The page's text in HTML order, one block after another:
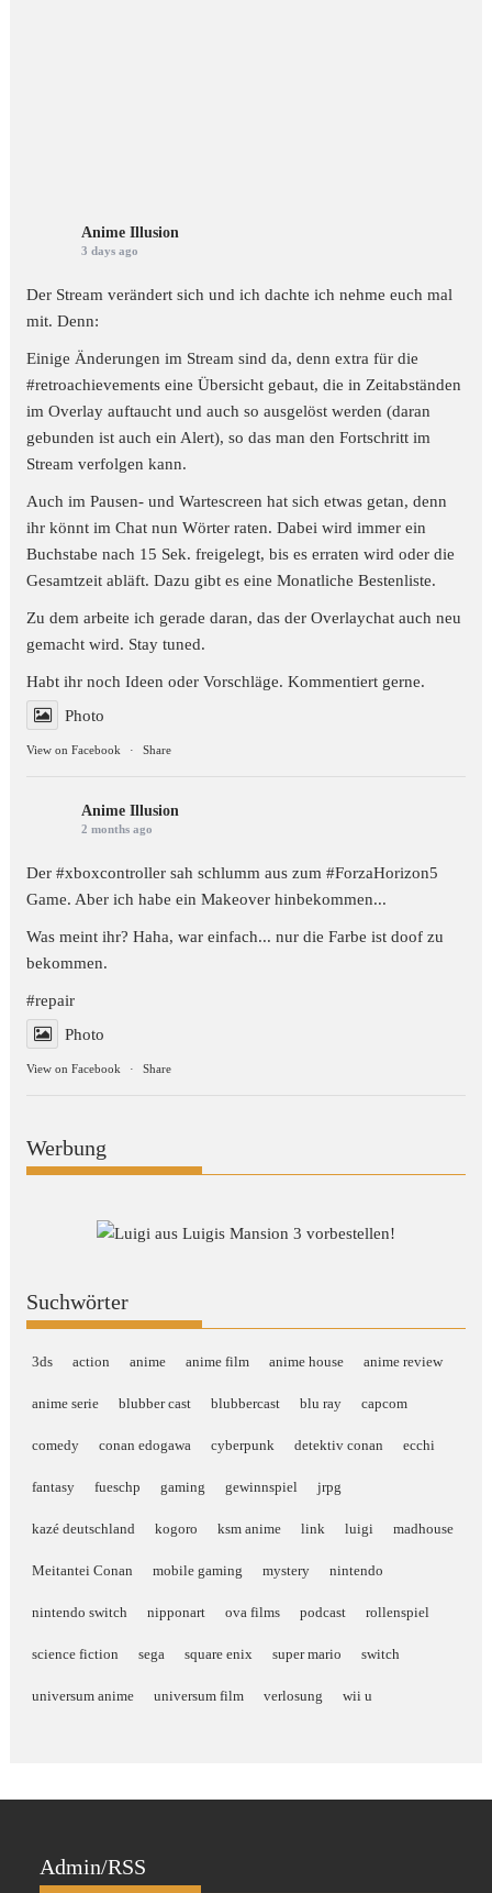
Anime Illusion
3 days ago
Der Stream verändert sich und ich dachte ich nehme euch mal
mit. Denn:
Einige Änderungen im Stream sind da, denn extra für die
#retroachievements eine Übersicht gebaut, die in Zeitabständen
im Overlay auftaucht und auch so ausgelöst werden (daran
gebunden ist auch ein Alert), so das man den Fortschritt im
Stream verfolgen kann.
Auch im Pausen- und Wartescreen hat sich etwas getan, denn
ihr könnt im Chat nun Wörter raten. Dabei wird immer ein
Buchstabe nach 15 Sek. freigelegt, bis es erraten wird oder die
Gesamtzeit abläft. Dazu gibt es eine Monatliche Bestenliste.
Zu dem arbeite ich gerade daran, das der Overlaychat auch neu
gemacht wird. Stay tuned.
Habt ihr noch Ideen oder Vorschläge. Kommentiert gerne.
Photo
View on Facebook · Share
Anime Illusion
2 months ago
Der #xboxcontroller sah schlumm aus zum#ForzaHorizon5
Game. Aber ich habe ein Makeover hinbekommen...
Was meint ihr? Haha, war einfach... nur die Farbe ist doof zu
bekommen.
#repair
Photo
View on Facebook · Share
Werbung
Suchwörter
3ds action anime anime film anime house anime review
anime serie blubber cast blubbercast blu ray capcom
comedy conan edogawa cyberpunk detektiv conan ecchi
fantasy fueschp gaming gewinnspiel jrpg
kazé deutschland kogoro ksm anime link luigi madhouse
Meitantei Conan mobile gaming mystery nintendo
nintendo switch nipponart ova films podcast rollenspiel
science fiction sega square enix super mario switch
universum anime universum film verlosung wii u
Admin/RSS